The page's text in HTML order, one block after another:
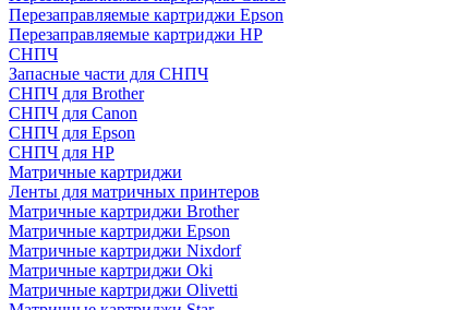
Перезаправляемые картриджи Epson
Перезаправляемые картриджи HP
СНПЧ
Запасные части для СНПЧ
СНПЧ для Brother
СНПЧ для Canon
СНПЧ для Epson
СНПЧ для HP
Матричные картриджи
Ленты для матричных принтеров
Матричные картриджи Brother
Матричные картриджи Epson
Матричные картриджи Nixdorf
Матричные картриджи Oki
Матричные картриджи Olivetti